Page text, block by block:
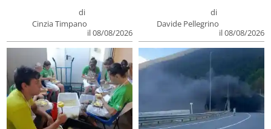
di
Cinzia Timpano
il 08/08/2026
di
Davide Pellegrino
il 08/08/2026